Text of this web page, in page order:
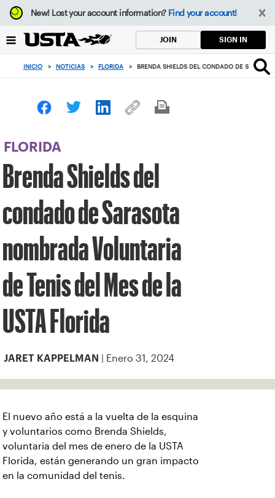
Enfoque
desde
botón
volver
principio
New!Lost your account information? Find your account!
JOIN SIGN IN
INICIO > NOTICIAS > FLORIDA > BRENDA SHIELDS DEL CONDADO DE
FLORIDA
Brenda Shields del
condado de Sarasota
nombrada Voluntaria
de Tenis del Mes de la
USTA Florida
JARET KAPPELMAN | Enero 31, 2024
El nuevo año está a la vuelta de la esquina
y voluntarios como Brenda Shields,
voluntaria del mes de enero de la USTA
Florida, están generando un gran impacto
en la comunidad del tenis.